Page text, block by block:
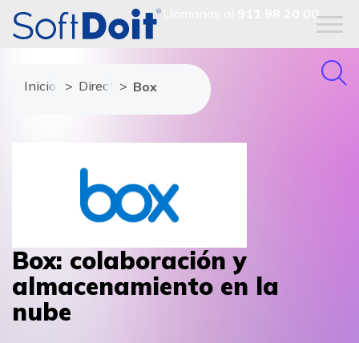
911 98 20 00
Inicio Directorio de proveedores
Box
Box: colaboración y
almacenamiento en la
nube